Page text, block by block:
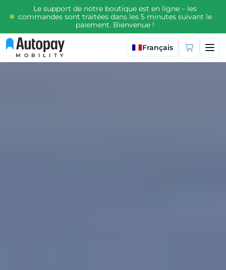
Le support de notre boutique est en ligne – les
commandes sont traitées dans les 5 minutes suivant le
paiement. Bienvenue !
MOBILITY
Sélectionner la langue
Français